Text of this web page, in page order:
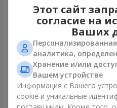
Букет "Королеве сердца"
2 621 грн
Этот сайт
согласие на
Ваших
аналитика,
Хранение и/или
Вашем устройстве
Информация с Вашего
cookie и уникальные